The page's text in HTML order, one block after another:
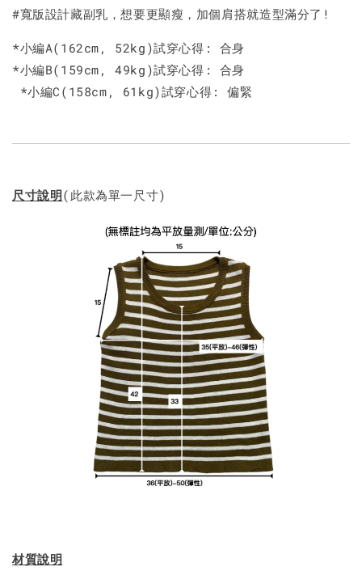
#寬版設計藏副乳，想要更顯瘦，加個肩搭就造型滿分了!
*小編A(162cm, 52kg)試穿心得: 合身
*小編B(159cm, 49kg)試穿心得: 合身
*小編C(158cm, 61kg)試穿心得: 偏緊
尺寸說明(此款為單一尺寸)
材質說明